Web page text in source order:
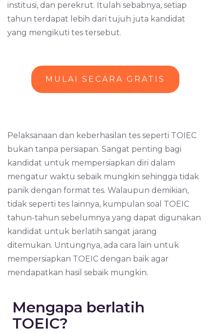
institusi, dan perekrut. Itulah sebabnya, setiap
tahun terdapat lebih dari tujuh juta kandidat
yang mengikuti tes tersebut.
MULAI SECARA GRATIS
Pelaksanaan dan keberhasilan tes seperti TOIEC
bukan tanpa persiapan. Sangat penting bagi
kandidat untuk mempersiapkan diri dalam
mengatur waktu sebaik mungkin sehingga tidak
panik dengan format tes. Walaupun demikian,
tidak seperti tes lainnya, kumpulan soal TOEIC
tahun-tahun sebelumnya yang dapat digunakan
kandidat untuk berlatih sangat jarang
ditemukan. Untungnya, ada cara lain untuk
mempersiapkan TOEIC dengan baik agar
mendapatkan hasil sebaik mungkin.
Mengapa berlatih
TOEIC?